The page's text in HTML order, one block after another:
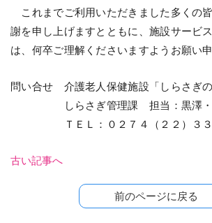
これまでご利用いただきました多くの
謝を申し上げますとともに、施設サービ
は、何卒ご理解くださいますようお願い
問い合せ 介護老人保健施設「しらさぎの
しらさぎ管理課 担当：黒澤・
ＴＥＬ：０２７４（２２）３３
古い記事へ
前のページに戻る